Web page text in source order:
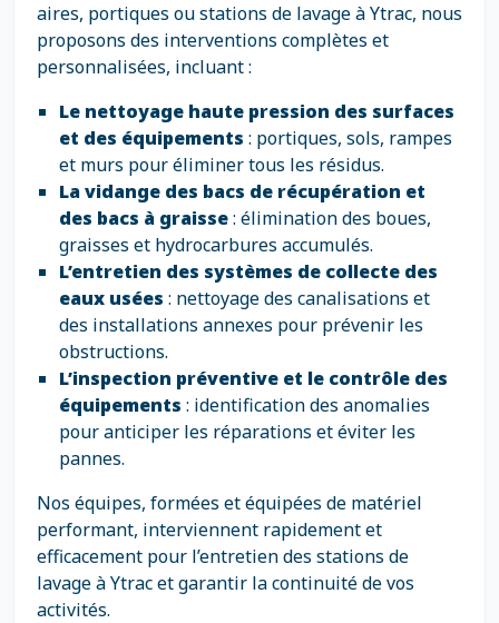
aires, portiques ou stations de lavage à Ytrac, nous
proposons des interventions complètes et
personnalisées, incluant :
Le nettoyage haute pression des surfaces
et des équipements : portiques, sols, rampes
et murs pour éliminer tous les résidus.
La vidange des bacs de récupération et
des bacs à graisse: élimination des boues,
graisses et hydrocarbures accumulés.
L’entretien des systèmes de collecte des
eaux usées : nettoyage des canalisations et
des installations annexes pour prévenir les
obstructions.
L’inspection préventive et le contrôle des
équipements : identification des anomalies
pour anticiper les réparations et éviter les
pannes.
Nos équipes, formées et équipées de matériel
performant, interviennent rapidement et
efficacement pour l’entretien des stations de
lavage à Ytrac et garantir la continuité de vos
activités.